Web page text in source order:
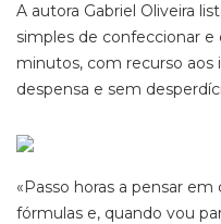
A autora Gabriel Oliveira
simples de confeccionar
minutos, com recurso
despensa e sem
«Passo horas a pensar
fórmulas e, quando vou